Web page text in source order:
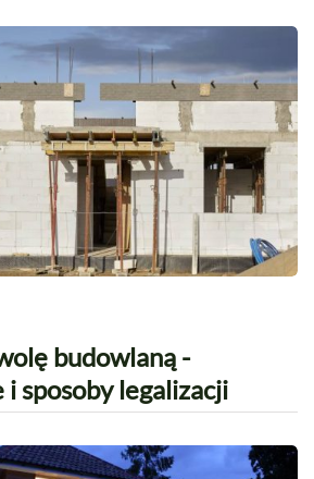
budowlaną -
sposoby legalizacji